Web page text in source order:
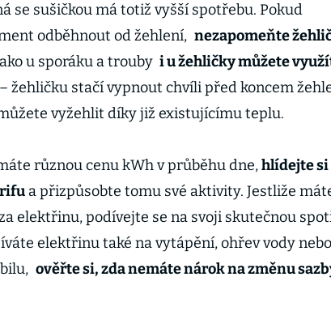
se sušičkou má totiž vyšší spotřebu. Pokud
odběhnout od žehlení, nezapomeňte
u sporáku a trouby i u žehličky můžete
– žehličku stačí vypnout chvíli před koncem
vyžehlit díky již existujícímu teplu.
různou cenu kWh v průběhu dne,hlídejte si
a přizpůsobte tomu své aktivity. Jestliže
elektřinu, podívejte se na svoji skutečnou
elektřinu také na vytápění, ohřev vody nebo
ověřte si, zda nemáte nárok na změnu